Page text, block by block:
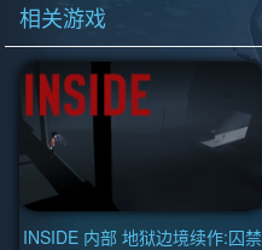
相关游戏
INSIDE 内部 地狱边境续作:囚禁